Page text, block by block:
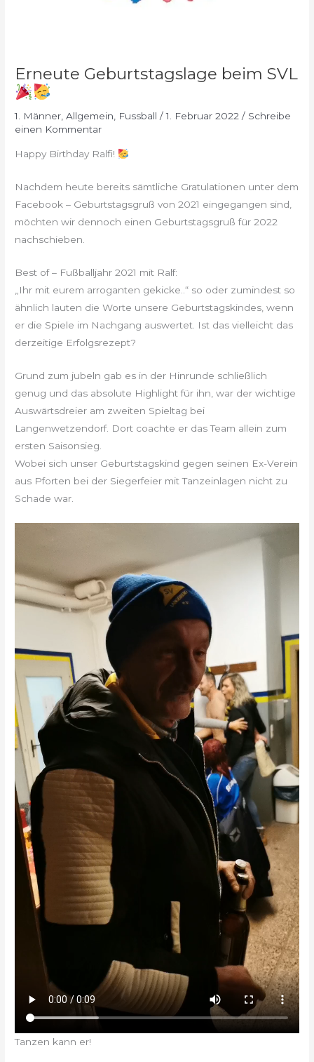
Erneute Geburtstagslage beim SVL
1. Männer ,Allgemein Fussball /1. Februar 2022/ Schreibe
einen Kommentar
Happy Birthday Ralfi!
Nachdem heute bereits sämtliche Gratulationen unter dem
Facebook – Geburtstagsgruß von 2021 eingegangen sind,
möchten wir dennoch einen Geburtstagsgruß für 2022
nachschieben.
Best of – Fußballjahr 2021 mit Ralf:
„Ihr mit eurem arroganten gekicke..“ so oder zumindest so
ähnlich lauten die Worte unsere Geburtstagskindes, wenn
er die Spiele im Nachgang auswertet. Ist das vielleicht das
derzeitige Erfolgsrezept?
Grund zum jubeln gab es in der Hinrunde schließlich
genug und das absolute Highlight für ihn, war der wichtige
Auswärtsdreier am zweiten Spieltag bei
Langenwetzendorf. Dort coachte er das Team allein zum
ersten Saisonsieg.
Wobei sich unser Geburtstagskind gegen seinen Ex-Verein
aus Pforten bei der Siegerfeier mit Tanzeinlagen nicht zu
Schade war.
Tanzen kann er!